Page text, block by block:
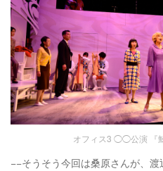
オフィス3 ◯◯公演 『
−−そうそう今回は桑原さんが、